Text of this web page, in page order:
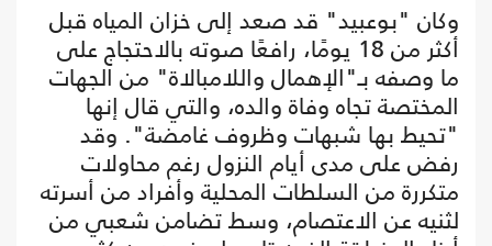
وكان "بوعبيد" قد صعد إلى خزان المياه قبل
أكثر من 18 يومًا، رافعًا صوته بالاحتجاج على
ما وصفه بـ"الإهمال واللامبالاة" من الجهات
المختصة تجاه وفاة والده، والتي قال إنها
"تحيط بها شبهات وظروف غامضة". وقد
رفض على مدى أيام النزول رغم محاولات
متكررة من السلطات المحلية وأفراد من أسرته
لثنيه عن الاعتصام، وسط تضامن شعبي من